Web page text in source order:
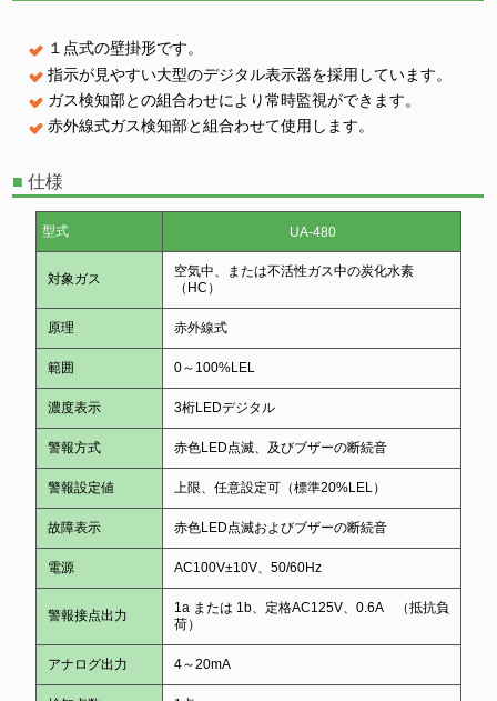
１点式の壁掛形です。
指示が見やすい大型のデジタル表示器を採用しています。
ガス検知部との組合わせにより常時監視ができます。
赤外線式ガス検知部と組合わせて使用します。
■ 仕様
型式 UA-480
対象ガス
空気中、または不活性ガス中の炭化水素
（HC）
原理 赤外線式
範囲 0～100%LEL
濃度表示 3桁LEDデジタル
警報方式 赤色LED点滅、及びブザーの断続音
警報設定値 上限、任意設定可（標準20%LEL）
故障表示 赤色LED点滅およびブザーの断続音
電源 AC100V±10V、50/60Hz
警報接点出力
1a または 1b、定格AC125V、0.6A （抵抗負
荷）
アナログ出力 4～20mA